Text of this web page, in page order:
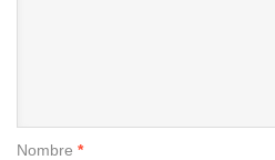
Nombre *